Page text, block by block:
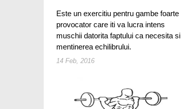
Este un exercitiu pentru gambe foarte
provocator care iti va lucra intens
muschii datorita faptului ca necesita si
mentinerea echilibrului.
14 Feb, 2016